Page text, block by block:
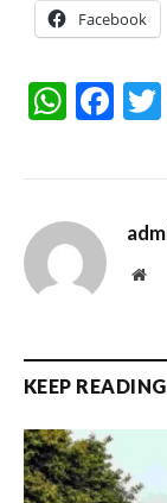
Facebook
KEEP READING